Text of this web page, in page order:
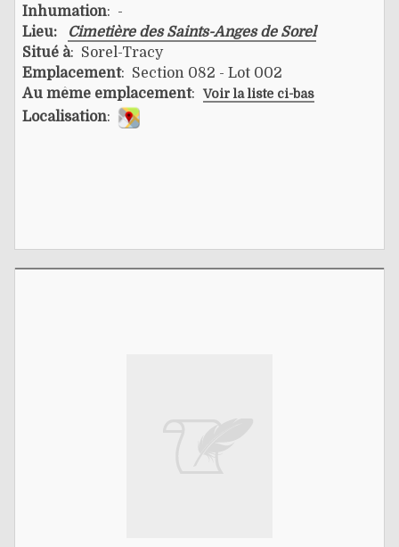
Inhumation: -
Lieu:
Cimetière des Saints-Anges de Sorel
Situé à: Sorel-Tracy
Emplacement: Section 082 - Lot 002
Au même emplacement: Voir la liste ci-bas
Localisation: